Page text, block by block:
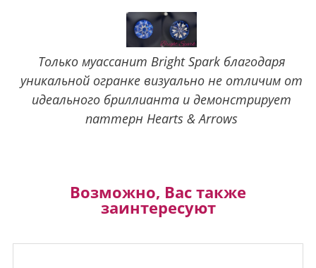
Только муассанит Bright Spark благодаря
уникальной огранке визуально не отличим от
идеального бриллианта и демонстрирует
паттерн Hearts & Arrows
Возможно, Вас также
заинтересуют